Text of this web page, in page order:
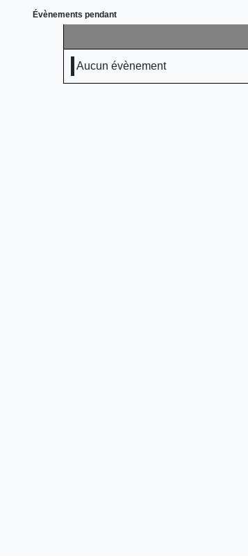
Évènements pendant
Aucun évènement